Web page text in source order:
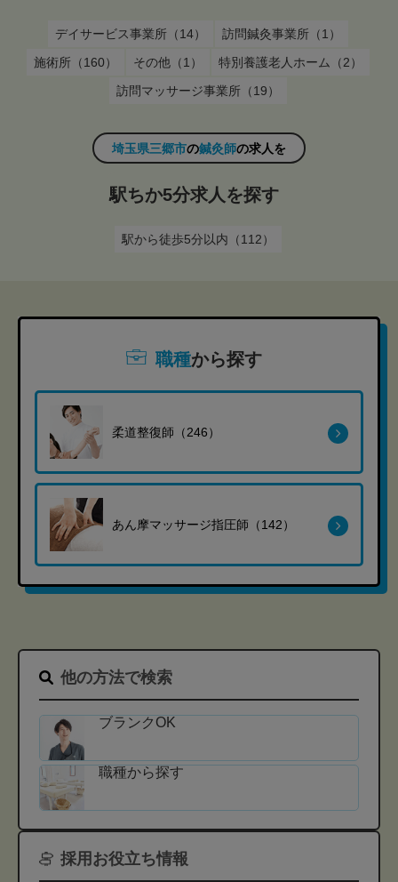
デイサービス事業所（14）
訪問鍼灸事業所（1）
施術所（160）
その他（1）
特別養護老人ホーム（2）
訪問マッサージ事業所（19）
埼玉県三郷市の鍼灸師の求人を
駅ちか5分求人を探す
駅から徒歩5分以内（112）
職種から探す
柔道整復師（246）
あん摩マッサージ指圧師（142）
他の方法で検索
ブランクOK
職種から探す
採用お役立ち情報